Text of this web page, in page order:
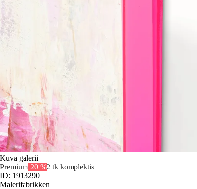
Kuva galerii
Premium-20 %2 tk komplektis
ID: 1913290
Malerifabrikken